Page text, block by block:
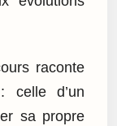
raconte
celle d’un
sa propre